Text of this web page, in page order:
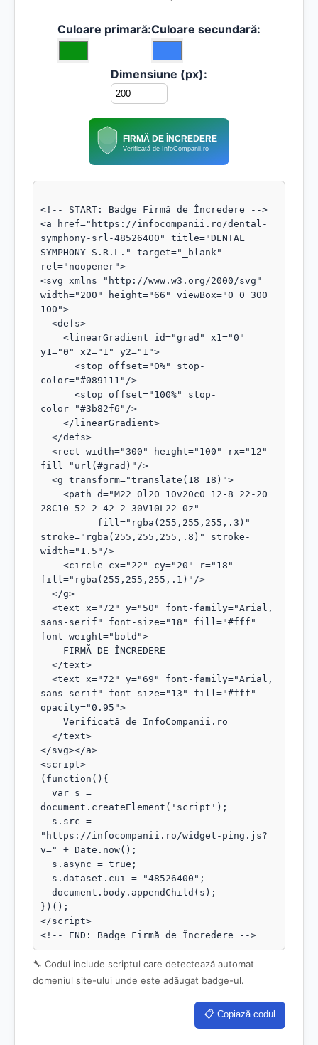
Culoare primară:Culoare secundară:
Dimensiune (px):
FIRMĂ DE ÎNCREDERE
Verificată de InfoCompanii.ro
<!-- START: Badge Firmă de Încredere -->
<a href="https://infocompanii.ro/dental-
symphony-srl-48526400" title="DENTAL
SYMPHONY S.R.L." target="_blank"
rel="noopener">
<svg xmlns="http://www.w3.org/2000/svg"
width="200" height="66" viewBox="0 0 300
100">
y1="0" x2="1" y2="1">
color="#089111"/>
color="#3b82f6"/>
fill="url(#grad)"/>
28C10 52 2 42 2 30V10L22 0z"
stroke="rgba(255,255,255,.8)" stroke-
width="1.5"/>
fill="rgba(255,255,255,.1)"/>
sans-serif" font-size="18" fill="#fff"
font-weight="bold">
sans-serif" font-size="13" fill="#fff"
opacity="0.95">
</svg></a>
<script>
(function(){
document.createElement('script');
"https://infocompanii.ro/widget-ping.js?
v=" + Date.now();
})();
</script>
<!-- END: Badge Firmă de Încredere -->
🔧 Codul include scriptul care detectează automat
domeniul site-ului unde este adăugat badge-ul.
📋 Copiază codul